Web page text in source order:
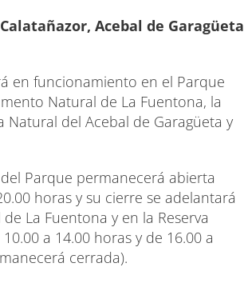
Acebal de Garagüeta
en funcionamiento en el Parque
Natural de La Fuentona, la
Natural del Acebal de Garagüeta y
Parque permanecerá abierta
horas y su cierre se adelantará
La Fuentona y en la Reserva
a 14.00 horas y de 16.00 a
cerrada).